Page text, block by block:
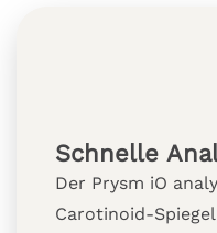
Schnelle
Der Prysm iO
Carotinoid-